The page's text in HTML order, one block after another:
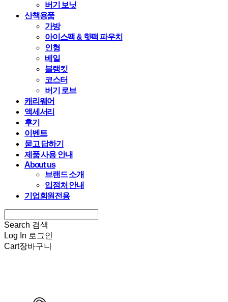
버기 보닛
산책용품
가방
아이스팩 & 핫팩 파우치
인형
베일
블랭킷
코스터
버기 로브
캐리웨어
액세서리
후기
이벤트
묻고 답하기
제품 사용 안내
About us
브랜드 소개
입점처 안내
기업회원전용
Search 검색
Log In 로그인
Cart장바구니